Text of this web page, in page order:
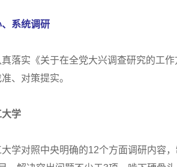
、系统调研
实《关于在全党大兴调查研究的工作
、对策提实。
学
对照中央明确的12个方面调研内容，